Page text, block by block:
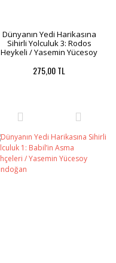
Dünyanın Yedi Harikasına
Sihirli Yolculuk 3: Rodos
Heykeli / Yasemin Yücesoy
275,00 TL